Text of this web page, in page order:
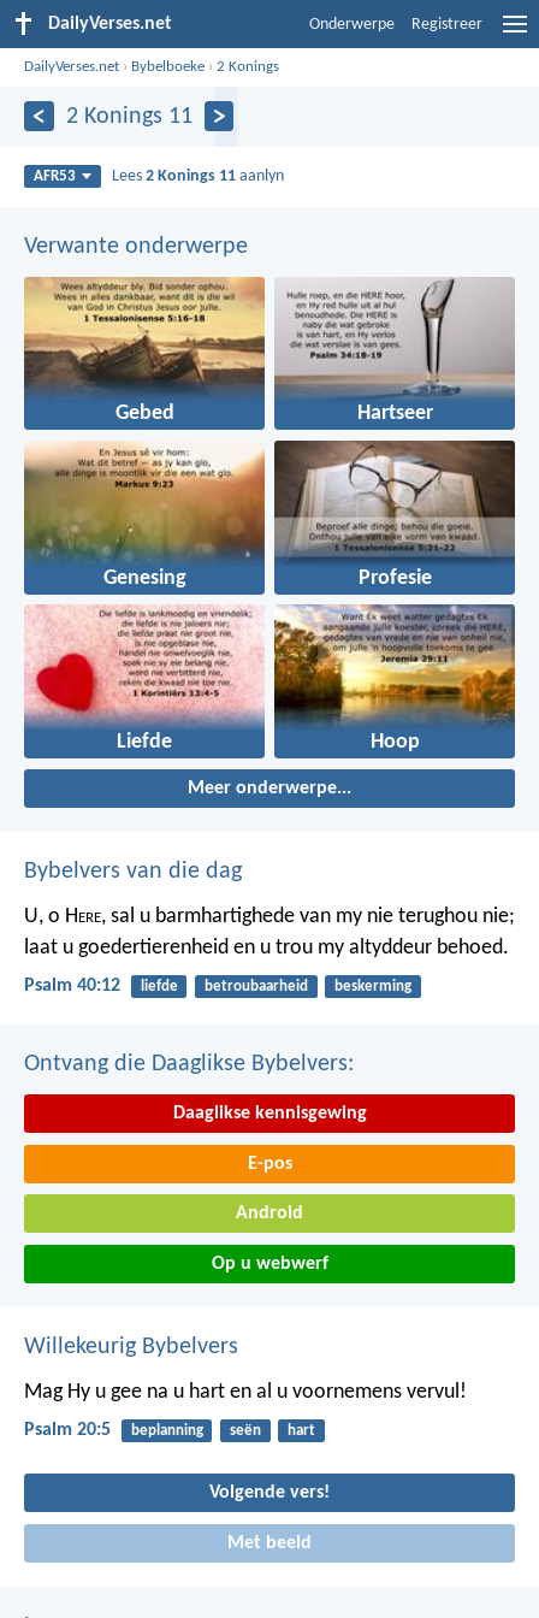
DailyVerses.net Onderwerpe Registreer
DailyVerses.net › Bybelboeke ›2 Konings
2 Konings 11
AFR53 Lees2 Konings 11 aanlyn
Verwante onderwerpe
Gebed Hartseer
Genesing Profesie
Liefde Hoop
Meer onderwerpe...
Bybelvers van die dag
U, o Here, sal u barmhartighede van my nie terughou nie;
laat u goedertierenheid en u trou my altyddeur behoed.
Psalm 40:12 liefde betroubaarheid beskerming
Ontvang die Daaglikse Bybelvers:
Daaglikse kennisgewing
E-pos
Android
Op u webwerf
Willekeurig Bybelvers
Mag Hy u gee na u hart en al u voornemens vervul!
Psalm 20:5 beplanning seën hart
Volgende vers!
Met beeld